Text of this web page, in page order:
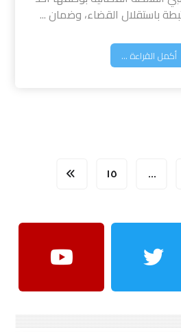
باستقلال القضاء، وضمان ...
أكمل القراءة ...
… ١٥